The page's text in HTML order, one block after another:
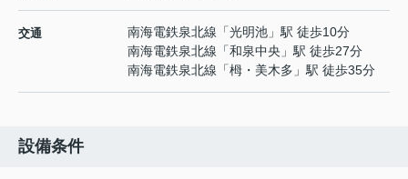
交通 南海電鉄泉北線 「光明池 」駅 徒歩10分
南海電鉄泉北線 「和泉中央 」駅 徒歩27分
南海電鉄泉北線 「栂・美木多 」駅 徒歩35分
設備条件